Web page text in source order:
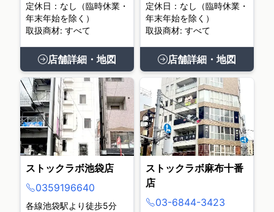
定休日：なし（臨時休業・
年末年始を除く）
取扱商材: すべて
店舗詳細・地図
定休日：なし（臨時休業・
年末年始を除く）
取扱商材: すべて
店舗詳細・地図
ストックラボ池袋店
0359196640
各線池袋駅より徒歩5分
ストックラボ麻布十番
店
03-6844-3423